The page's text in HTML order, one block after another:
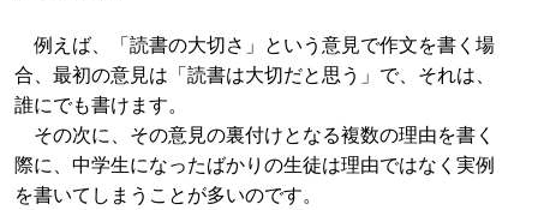
例えば、「読書の大切さ」という意見で作文を書く場
合、最初の意見は「読書は大切だと思う」で、それは、
誰にでも書けます。
その次に、その意見の裏付けとなる複数の理由を書く
際に、中学生になったばかりの生徒は理由ではなく実例
を書いてしまうことが多いのです。